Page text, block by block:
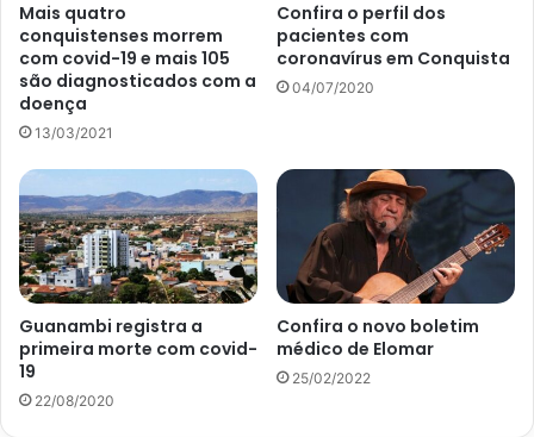
Mais quatro
conquistenses morrem
com covid-19 e mais 105
são diagnosticados com a
doença
13/03/2021
Confira o perfil dos
pacientes com
coronavírus em Conquista
04/07/2020
Guanambi registra a
primeira morte com covid-
19
22/08/2020
Confira o novo boletim
médico de Elomar
25/02/2022